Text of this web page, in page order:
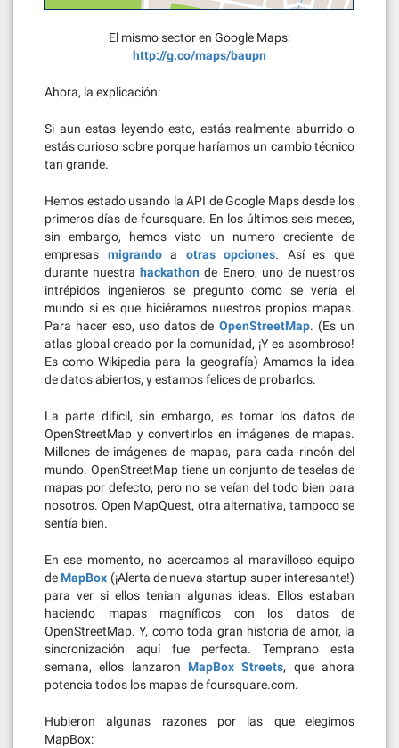
El mismo sector en Google Maps:
http://g.co/maps/baupn
Ahora, la explicación:
Si aun estas leyendo esto, estás realmente aburrido o
estás curioso sobre porque haríamos un cambio técnico
tan grande.
Hemos estado usando la API de Google Maps desde los
primeros días de foursquare. En los últimos seis meses,
sin embargo, hemos visto un numero creciente de
empresas migrandoa otras opciones. Así es que
durante nuestrahackathon de Enero, uno de nuestros
intrépidos ingenieros se pregunto como se vería el
mundo si es que hiciéramos nuestros propios mapas.
Para hacer eso, uso datos de OpenStreetMap. (Es un
atlas global creado por la comunidad, ¡Y es asombroso!
Es como Wikipedia para la geografía) Amamos la idea
de datos abiertos, y estamos felices de probarlos.
La parte difícil, sin embargo, es tomar los datos de
OpenStreetMap y convertirlos en imágenes de mapas.
Millones de imágenes de mapas, para cada rincón del
mundo. OpenStreetMap tiene un conjunto de teselas de
mapas por defecto, pero no se veían del todo bien para
nosotros. Open MapQuest, otra alternativa, tampoco se
sentía bien.
En ese momento, no acercamos al maravilloso equipo
de MapBox (¡Alerta de nueva startup super interesante!)
para ver si ellos tenian algunas ideas. Ellos estaban
haciendo mapas magníficos con los datos de
OpenStreetMap. Y, como toda gran historia de amor, la
sincronización aquí fue perfecta. Temprano esta
semana, ellos lanzaron MapBox Streets, que ahora
potencia todos los mapas de foursquare.com.
Hubieron algunas razones por las que elegimos
MapBox: